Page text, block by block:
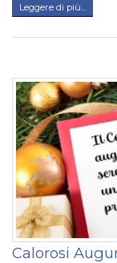
Leggere di più...
Calorosi